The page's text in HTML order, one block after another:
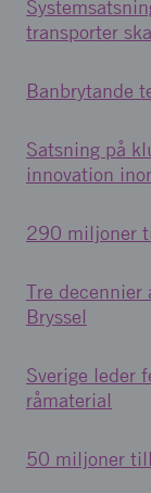
transporter
Banbrytande
Satsning på
innovation
290 miljoner
Tre decennier
Bryssel
Sverige leder
råmaterial
50 miljoner